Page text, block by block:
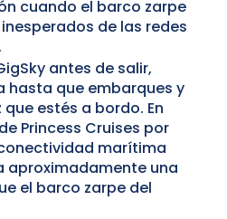
cuando el barco zarpe
de las redes
antes de salir,
hasta que embarques y
estés a bordo. En
Princess Cruises por
marítima
aproximadamente una
el barco zarpe del